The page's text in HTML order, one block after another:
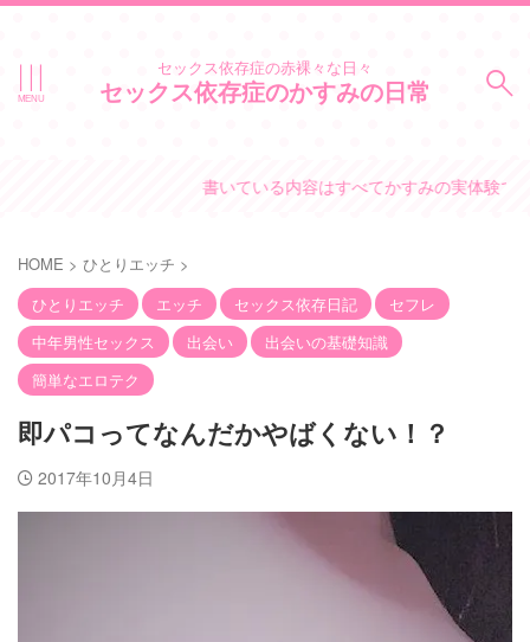
セックス依存症の赤裸々な日々
セックス依存症のかすみの日常
書いている内容はすべてかすみの実体験です。
HOME > ひとりエッチ >
ひとりエッチ
エッチ セックス依存日記
セフレ
中年男性セックス
出会い
出会いの基礎知識
簡単なエロテク
即パコってなんだかやばくない！？
2017年10月4日